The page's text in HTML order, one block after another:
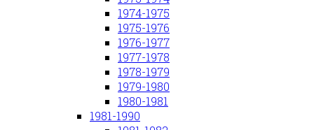
1974-1975
1975-1976
1976-1977
1977-1978
1978-1979
1979-1980
1980-1981
1981-1990